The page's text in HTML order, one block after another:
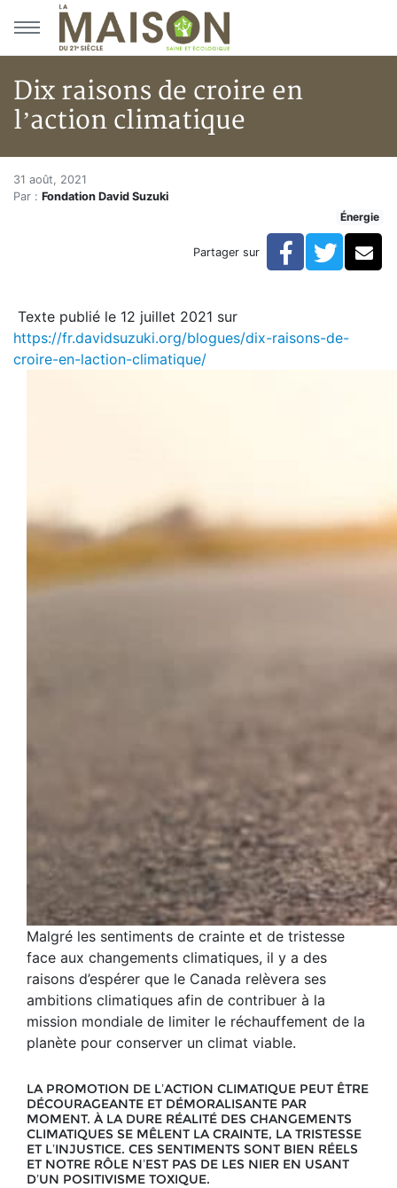
Aller au menu principal
Aller au contenu principal
Dix raisons de croire en
l’action climatique
Accueil
Articles
Dix raisons de croire en l’action climatique
Dix raisons de croire en
31 août, 2021
Par : Fondation David Suzuki
Énergie
Partager sur Facebook
Texte publié le 12 juillet 2021 sur
https://fr.davidsuzuki.org/blogues/dix-raisons-de-
croire-en-laction-climatique/
Malgré les sentiments de crainte et de tristesse
face aux changements climatiques, il y a des
raisons d’espérer que le Canada relèvera ses
ambitions climatiques afin de contribuer à la
mission mondiale de limiter le réchauffement de la
planète pour conserver un climat viable.
LA PROMOTION DE L’ACTION CLIMATIQUE PEUT ÊTRE
DÉCOURAGEANTE ET DÉMORALISANTE PAR
MOMENT. À LA DURE RÉALITÉ DES CHANGEMENTS
CLIMATIQUES SE MÊLENT LA CRAINTE, LA TRISTESSE
ET L’INJUSTICE. CES SENTIMENTS SONT BIEN RÉELS
ET NOTRE RÔLE N’EST PAS DE LES NIER EN USANT
D’UN POSITIVISME TOXIQUE.